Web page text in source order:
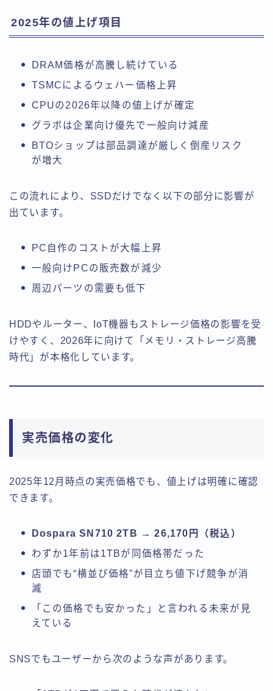
2025年の値上げ項目
DRAM価格が高騰し続けている
TSMCによるウェハー価格上昇
CPUの2026年以降の値上げが確定
グラボは企業向け優先で一般向け減産
BTOショップは部品調達が厳しく倒産リスク
が増大
この流れにより、SSDだけでなく以下の部分に影響が
出ています。
PC自作のコストが大幅上昇
一般向けPCの販売数が減少
周辺パーツの需要も低下
HDDやルーター、IoT機器もストレージ価格の影響を受
けやすく、2026年に向けて「メモリ・ストレージ高騰
時代」が本格化しています。
実売価格の変化
2025年12月時点の実売価格でも、値上げは明確に確認
できます。
Dospara SN710 2TB → 26,170円（税込）
わずか1年前は1TBが同価格帯だった
店頭でも“横並び価格”が目立ち値下げ競争が消
滅
「この価格でも安かった」と言われる未来が見
えている
SNSでもユーザーから次のような声があります。